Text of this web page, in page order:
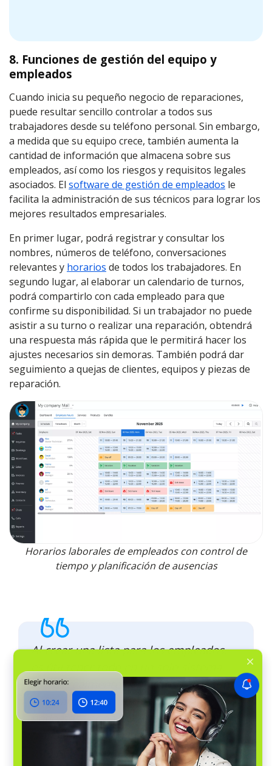
8. Funciones de gestión del equipo y
empleados
Cuando inicia su pequeño negocio de reparaciones,
puede resultar sencillo controlar a todos sus
trabajadores desde su teléfono personal. Sin embargo,
a medida que su equipo crece, también aumenta la
cantidad de información que almacena sobre sus
empleados, así como los riesgos y requisitos legales
asociados. El software de gestión de empleados le
facilita la administración de sus técnicos para lograr los
mejores resultados empresariales.
En primer lugar, podrá registrar y consultar los
nombres, números de teléfono, conversaciones
relevantes y horarios de todos los trabajadores. En
segundo lugar, al elaborar un calendario de turnos,
podrá compartirlo con cada empleado para que
confirme su disponibilidad. Si un trabajador no puede
asistir a su turno o realizar una reparación, obtendrá
una respuesta más rápida que le permitirá hacer los
ajustes necesarios sin demoras. También podrá dar
seguimiento a quejas de clientes, equipos y piezas de
reparación.
Horarios laborales de empleados con control de
tiempo y planificación de ausencias
Al crear una lista para los empleados,
Eso es realmente beneficioso. Cuando
programamos trabajos de detalle,
podemos ver en RO App quién está
trabajando, quién tiene un día libre o
está de vacaciones, evitando así la